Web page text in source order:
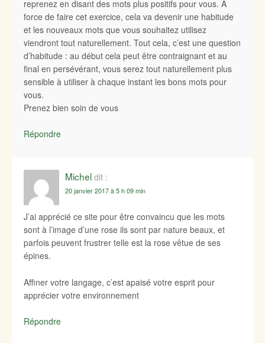
reprenez en disant des mots plus positifs pour vous. A
force de faire cet exercice, cela va devenir une habitude
et les nouveaux mots que vous souhaitez utilisez
viendront tout naturellement. Tout cela, c’est une question
d’habitude : au début cela peut être contraignant et au
final en persévérant, vous serez tout naturellement plus
sensible à utiliser à chaque instant les bons mots pour
vous.
Prenez bien soin de vous
Répondre
Michel dit :
20 janvier 2017 à 5 h 09 min
J’ai apprécié ce site pour être convaincu que les mots
sont à l’image d’une rose ils sont par nature beaux, et
parfois peuvent frustrer telle est la rose vêtue de ses
épines.
Affiner votre langage, c’est apaisé votre esprit pour
apprécier votre environnement
Répondre